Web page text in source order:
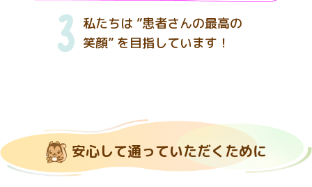
私たちは ”患者さんの最高の
笑顔” を目指しています！
安心して通っていただくために